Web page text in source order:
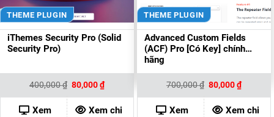
THEME PLUGIN
iThemes Security Pro (Solid
Security Pro)
400,000₫ Giá
gốc
là:
400,000 ₫.
80,000₫Giá
hiện
tại
là:
80,000 ₫.
Xem
Xem chi
THEME PLUGIN
Advanced Custom Fields
(ACF) Pro [Có Key] chính
hãng
700,000₫ Giá
gốc
là:
700,000 ₫.
80,000₫Giá
hiện
tại
là:
80,000
Xem
Xem chi